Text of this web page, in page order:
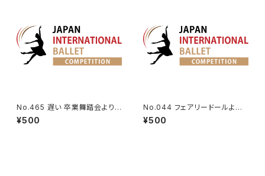
No.465 遅い 卒業舞踏会よりV
a.
¥500
No.044 フェアリードールよりV
a.
¥500